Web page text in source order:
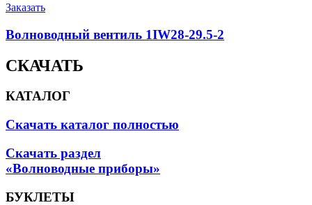
Заказать
Волноводный вентиль 1IW28-29.5-2
СКАЧАТЬ
КАТАЛОГ
Скачать каталог полностью
Скачать раздел
«Волноводные приборы»
БУКЛЕТЫ